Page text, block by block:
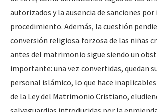
autorizados y la ausencia de sanciones
procedimiento. Además, la cuestión
conversión religiosa forzosa de las niñas
antes del matrimonio sigue siendo un
importante: una vez convertidas, quedan
personal islámico, lo que hace
de la Ley del Matrimonio Cristiano,